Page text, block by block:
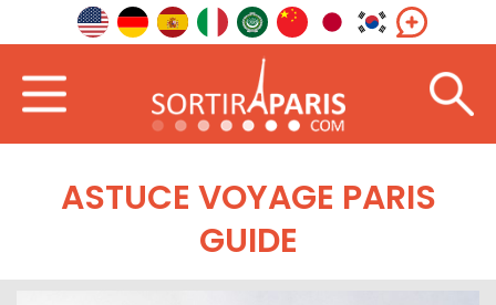
ASTUCE VOYAGE PARIS
GUIDE